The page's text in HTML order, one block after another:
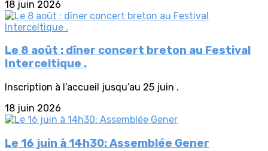
18 juin 2026
Le 8 août : dîner concert breton au Festival
Interceltique .
Inscription à l’accueil jusqu’au 25 juin .
18 juin 2026
Le 16 juin à 14h30: Assemblée Gener